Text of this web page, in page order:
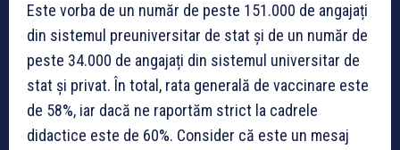
Este vorba de un număr de peste 151.000 de angajați
din sistemul preuniversitar de stat și de un număr de
peste 34.000 de angajați din sistemul universitar de
stat și privat. În total, rata generală de vaccinare este
de 58%, iar dacă ne raportăm strict la cadrele
didactice este de 60%. Consider că este un mesaj